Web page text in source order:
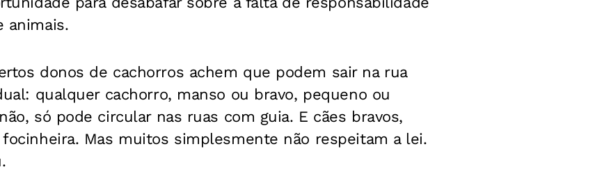
animais.
donos de cachorros achem que podem sair na rua
qualquer cachorro, manso ou bravo, pequeno ou
só pode circular nas ruas com guia. E cães bravos,
Mas muitos simplesmente não respeitam a lei.